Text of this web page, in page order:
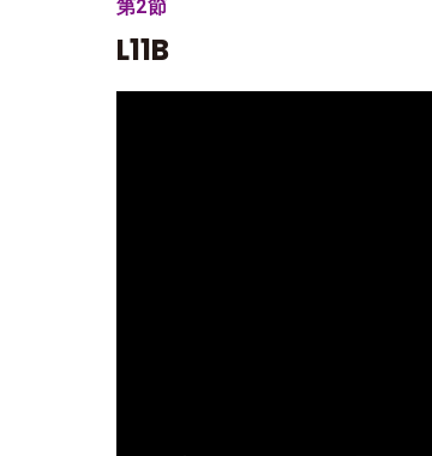
第2節
L11B